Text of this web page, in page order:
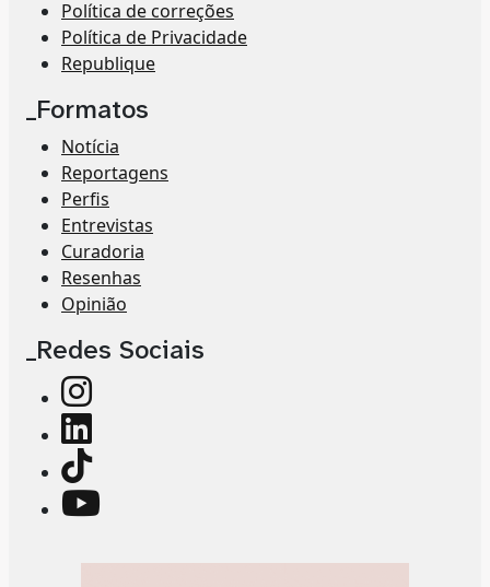
Política de correções
Política de Privacidade
Republique
_Formatos
Notícia
Reportagens
Perfis
Entrevistas
Curadoria
Resenhas
Opinião
_Redes Sociais